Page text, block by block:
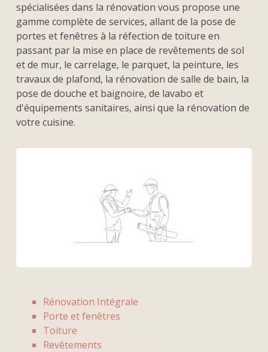
spécialisées dans la rénovation vous propose une
gamme complète de services, allant de la pose de
portes et fenêtres à la réfection de toiture en
passant par la mise en place de revêtements de sol
et de mur, le carrelage, le parquet, la peinture, les
travaux de plafond, la rénovation de salle de bain, la
pose de douche et baignoire, de lavabo et
d'équipements sanitaires, ainsi que la rénovation de
votre cuisine.
Rénovation Intégrale
Porte et fenêtres
Toiture
Revêtements